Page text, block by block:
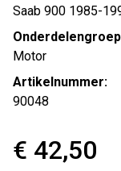
Saab 900 1985-
Motor
Artikelnummer:
90048
€ 42,50